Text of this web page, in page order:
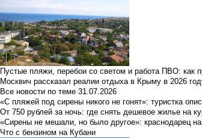
Пустые пляжи, перебои со светом и работа ПВО: как
Москвич рассказал реалии отдыха в Крыму в 2026
Все новости по теме 31.07.2026
«С пляжей под сирены никого не гонят»: туристка
От 750 рублей за ночь: где снять дешевое жилье на
«Сирены не мешали, но было другое»: краснодарец
Что с бензином на Кубани